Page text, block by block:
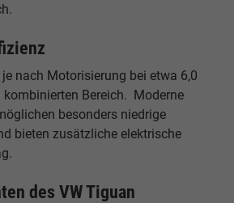
nach Motorisierung bei etwa 6,0
Bereich. Moderne
besonders niedrige
bieten zusätzliche elektrische
des VW Tiguan